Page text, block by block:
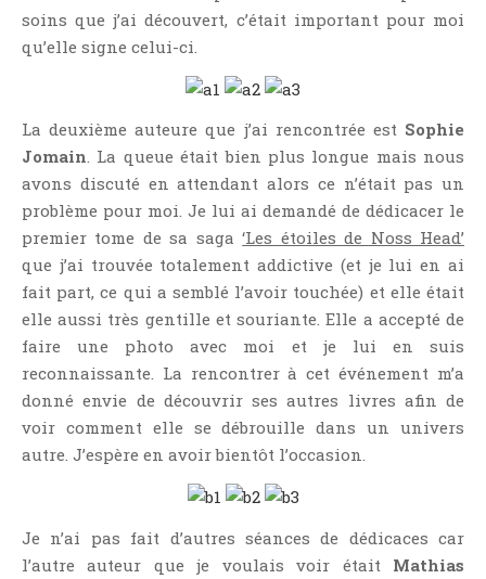
soins que j’ai découvert, c’était important pour moi
qu’elle signe celui-ci.
La deuxième auteure que j’ai rencontrée est Sophie
Jomain. La queue était bien plus longue mais nous
avons discuté en attendant alors ce n’était pas un
problème pour moi. Je lui ai demandé de dédicacer le
premier tome de sa saga‘Les étoiles de Noss Head’
que j’ai trouvée totalement addictive (et je lui en ai
fait part, ce qui a semblé l’avoir touchée) et elle était
elle aussi très gentille et souriante. Elle a accepté de
faire une photo avec moi et je lui en suis
reconnaissante. La rencontrer à cet événement m’a
donné envie de découvrir ses autres livres afin de
voir comment elle se débrouille dans un univers
autre. J’espère en avoir bientôt l’occasion.
Je n’ai pas fait d’autres séances de dédicaces car
l’autre auteur que je voulais voir était Mathias